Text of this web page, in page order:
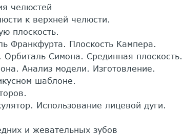
челюстей
к верхней челюсти.
плоскость.
Франкфурта. Плоскость Кампера.
Орбиталь Симона. Срединная плоскость.
Анализ модели. Изготовление.
шаблоне.
Использование лицевой дуги.
и жевательных зубов